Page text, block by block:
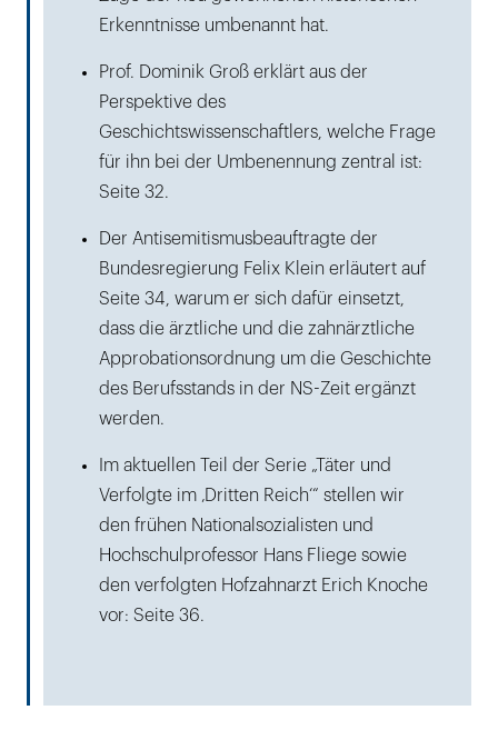
Erkenntnisse umbenannt hat.
Prof. Dominik Groß erklärt aus der
Perspektive des
Geschichtswissenschaftlers, welche Frage
für ihn bei der Umbenennung zentral ist:
Seite 32.
Der Antisemitismusbeauftragte der
Bundesregierung Felix Klein erläutert auf
Seite 34, warum er sich dafür einsetzt,
dass die ärztliche und die zahnärztliche
Approbationsordnung um die Geschichte
des Berufsstands in der NS-Zeit ergänzt
werden.
Im aktuellen Teil der Serie „Täter und
Verfolgte im ‚Dritten Reich‘“ stellen wir
den frühen Nationalsozialisten und
Hochschulprofessor Hans Fliege sowie
den verfolgten Hofzahnarzt Erich Knoche
vor: Seite 36.